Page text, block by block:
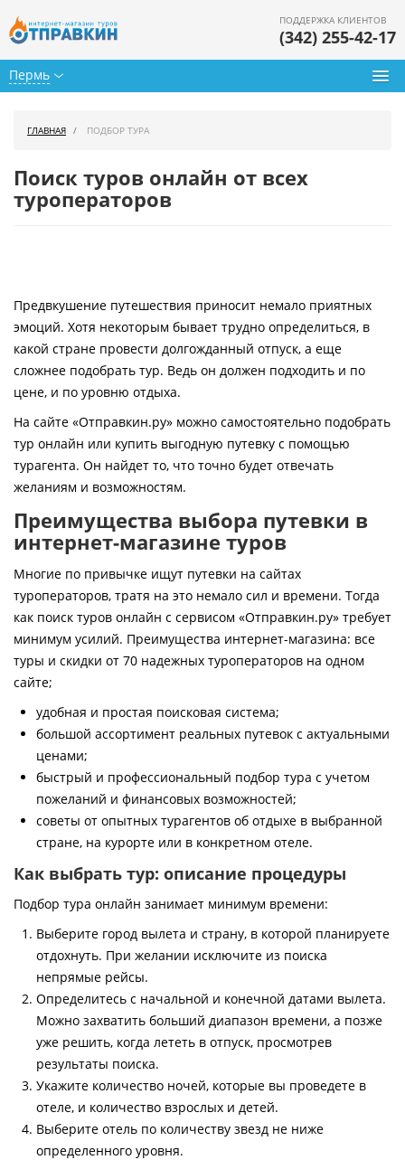
Пермь
ПОДДЕРЖКА КЛИЕНТОВ
(342) 255-42-17
Горящие туры
Страны
Как купить
Контакты
ГЛАВНАЯ ПОДБОР ТУРА
Поиск туров онлайн от всех
туроператоров
Предвкушение путешествия приносит немало приятных
эмоций. Хотя некоторым бывает трудно определиться, в
какой стране провести долгожданный отпуск, а еще
сложнее подобрать тур. Ведь он должен подходить и по
цене, и по уровню отдыха.
На сайте «Отправкин.ру» можно самостоятельно подобрать
тур онлайн или купить выгодную путевку с помощью
турагента. Он найдет то, что точно будет отвечать
желаниям и возможностям.
Преимущества выбора путевки в
интернет-магазине туров
Многие по привычке ищут путевки на сайтах
туроператоров, тратя на это немало сил и времени. Тогда
как поиск туров онлайн с сервисом «Отправкин.ру» требует
минимум усилий. Преимущества интернет-магазина: все
туры и скидки от 70 надежных туроператоров на одном
сайте;
удобная и простая поисковая система;
большой ассортимент реальных путевок с актуальными
ценами;
быстрый и профессиональный подбор тура с учетом
пожеланий и финансовых возможностей;
советы от опытных турагентов об отдыхе в выбранной
стране, на курорте или в конкретном отеле.
Как выбрать тур: описание процедуры
Подбор тура онлайн занимает минимум времени:
Выберите город вылета и страну, в которой планируете
отдохнуть. При желании исключите из поиска
непрямые рейсы.
Определитесь с начальной и конечной датами вылета.
Можно захватить больший диапазон времени, а позже
уже решить, когда лететь в отпуск, просмотрев
результаты поиска.
Укажите количество ночей, которые вы проведете в
отеле, и количество взрослых и детей.
Выберите отель по количеству звезд не ниже
определенного уровня.